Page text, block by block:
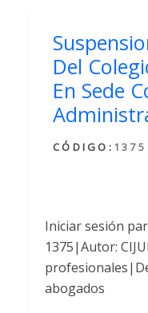
Del
En Sede
CÓDIGO: 1375
Iniciar sesión
1375|Autor:
abogados